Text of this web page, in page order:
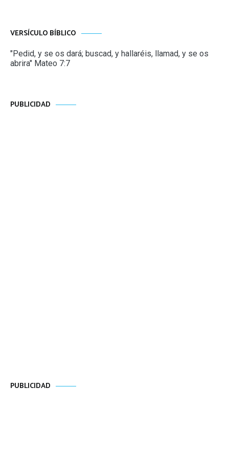
VERSÍCULO BÍBLICO
"Pedid, y se os dará; buscad, y hallaréis, llamad, y se os
abrira" Mateo 7:7
PUBLICIDAD
PUBLICIDAD